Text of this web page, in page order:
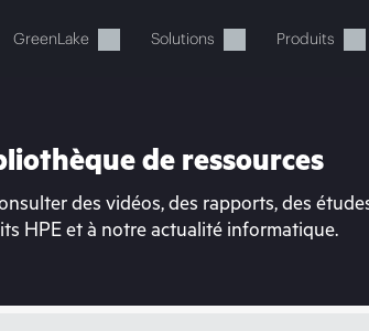
GreenLake Solutions Produits
est actuellement
de ressources
des vidéos, des rapports, des
HPE et à notre actualité informatique.